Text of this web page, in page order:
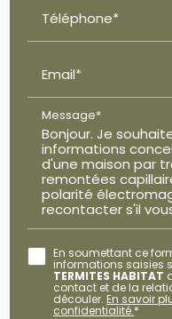
Téléphone*
Email*
Message*
En soumettant ce
informations saisies
TERMITES HABITAT
contact et de la
découler.En savoir
confidentialité.*